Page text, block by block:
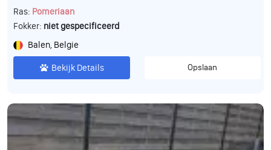
Ras: Pomeriaan
Fokker: niet gespecificeerd
Balen, Belgie
Bekijk Details Opslaan